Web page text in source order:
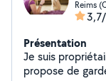
Reims
Présentation
Je suis propriétaire
propose de